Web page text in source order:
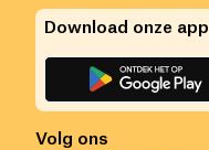
Volg ons
Download onze app